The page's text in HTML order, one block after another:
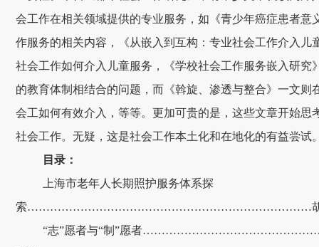
会工作在相关领域提供的专业服务，如《青少年癌症患者意
作服务的相关内容，《从嵌入到互构：专业社会工作介入儿
社会工作如何介入儿童服务，《学校社会工作服务嵌入研究
的教育体制相结合的问题，而《斡旋、渗透与整合》一文则
会工如何有效介入，等等。更加可贵的是，这些文章开始思
社会工作。无疑，这是社会工作本土化和在地化的有益尝试
目录：
上海市老年人长期照护服务体系探
索…………………………………………………………………胡
“志”愿者与“制”愿者